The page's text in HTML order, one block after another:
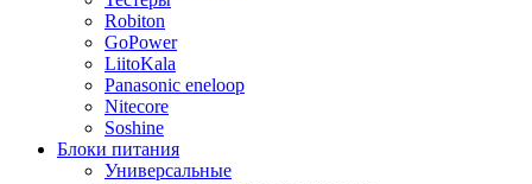
Robiton
GoPower
LiitoKala
Panasonic eneloop
Nitecore
Soshine
Блоки питания
Универсальные